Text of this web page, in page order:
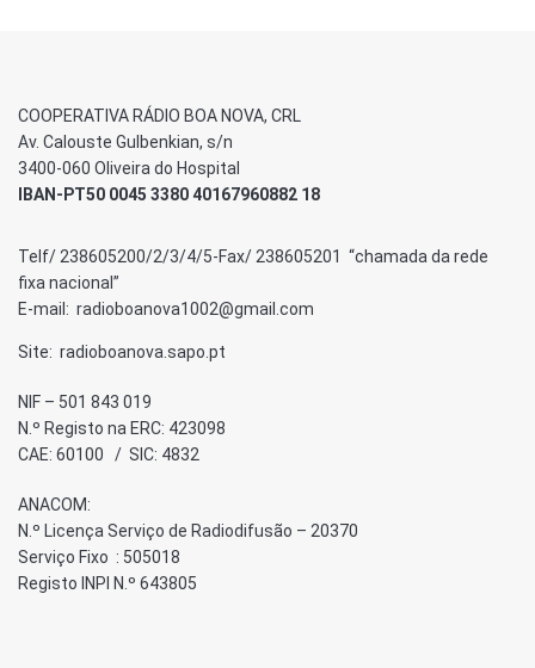
COOPERATIVA RÁDIO BOA NOVA, CRL
Av. Calouste Gulbenkian, s/n
3400-060 Oliveira do Hospital
IBAN-PT50 0045 3380 40167960882 18
Telf/ 238605200/2/3/4/5-Fax/ 238605201 “chamada da rede
fixa nacional”
E-mail: radioboanova1002@gmail.com
Site: radioboanova.sapo.pt
NIF – 501 843 019
N.º Registo na ERC: 423098
CAE: 60100 / SIC: 4832
ANACOM:
N.º Licença Serviço de Radiodifusão – 20370
Serviço Fixo : 505018
Registo INPI N.º 643805